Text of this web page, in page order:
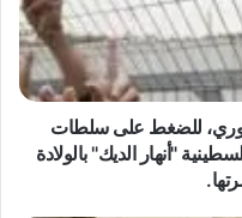
للضغط على سلطات
"أنهار الديك" بالولادة